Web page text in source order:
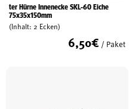
ter Hürne Innenecke SKL-60 Eiche
75x35x150mm
(Inhalt: 2 Ecken)
6,50€ / Paket